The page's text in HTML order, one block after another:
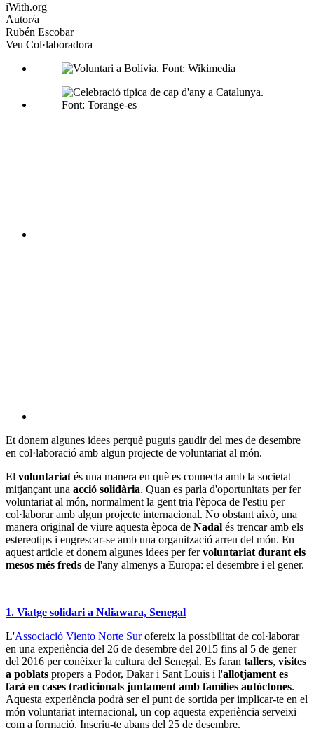
socials
iWith.org
Autor/a
Rubén Escobar
Veu Col·laboradora
Et donem algunes idees perquè puguis gaudir del mes de desembre
en col·laboració amb algun projecte de voluntariat al món.
El voluntariat és una manera en què es connecta amb la societat
mitjançant una acció solidària. Quan es parla d'oportunitats per fer
voluntariat al món, normalment la gent tria l'època de l'estiu per
col·laborar amb algun projecte internacional. No obstant això, una
manera original de viure aquesta època de Nadal és trencar amb els
estereotips i engrescar-se amb una organització arreu del món. En
aquest article et donem algunes idees per fervoluntariat durant els
mesos més freds de l'any almenys a Europa: el desembre i el gener.
1. Viatge solidari a Ndiawara, Senegal
L'Associació Viento Norte Surofereix la possibilitat de col·laborar
en una experiència del 26 de desembre del 2015 fins al 5 de gener
del 2016 per conèixer la cultura del Senegal. Es faran tallers, visites
a poblats propers a Podor, Dakar i Sant Louis i l'allotjament es
farà en cases tradicionals juntament amb famílies autòctones.
Aquesta experiència podrà ser el punt de sortida per implicar-te en el
món voluntariat internacional, un cop aquesta experiència serveixi
com a formació. Inscriu-te abans del 25 de desembre.